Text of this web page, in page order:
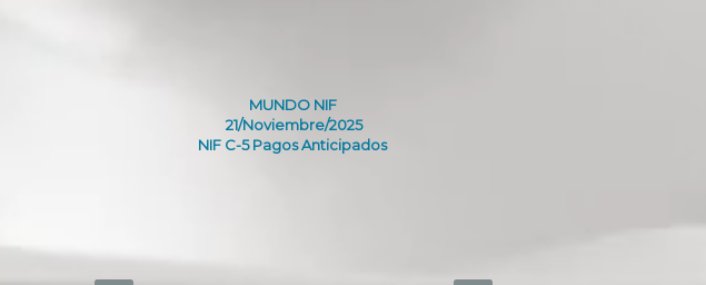
MUNDO NIF
21/Noviembre/2025
NIF C-5 Pagos Anticipados